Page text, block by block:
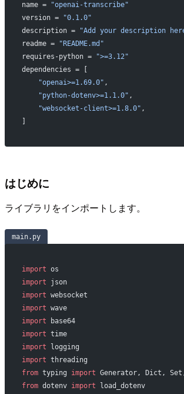
name =
"openai-transcribe"
version =
"0.1.0"
description =
"Add your description
readme =
"README.md"
requires-python =
">=3.12"
dependencies = [
    "openai>=1.69.0"
,
    "python-dotenv>=1.1.0"
,
    "websocket-client>=1.8.0"
,
はじめに
ライブラリをインポートします。
main.py
import os
import json
import websocket
import wave
import base64
import time
import logging
import threading
from typing import Generator, Dict,
from dotenv import load_dotenv